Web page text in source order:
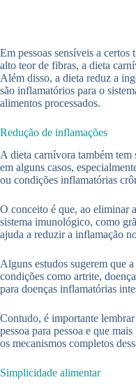
Em pessoas sensíveis a
alto teor de fibras, a dieta
Além disso, a dieta reduz a
são inflamatórios para o
alimentos processados.
Redução de inflamações
A dieta carnívora também tem
em alguns casos,
ou condições inflamatórias
O conceito é que, ao eliminar
sistema imunológico, como
ajuda a reduzir a inflamação
Alguns estudos sugerem que
condições como artrite,
para doenças inflamatórias
Contudo, é importante
pessoa para pessoa e que
os mecanismos completos
Simplicidade alimentar